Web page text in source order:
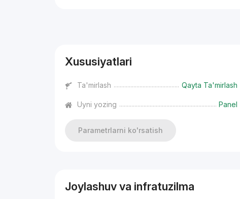
Xususiyatlari
Ta'mirlash Qayta Ta'mirlash
Uyni yozing Panel
Parametrlarni ko'rsatish
Joylashuv va infratuzilma